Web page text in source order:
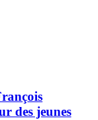
des jeunes